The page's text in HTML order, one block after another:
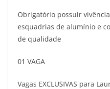
Obrigatório possuir
esquadrias de alumínio e
de qualidade
01 VAGA
Vagas EXCLUSIVAS para